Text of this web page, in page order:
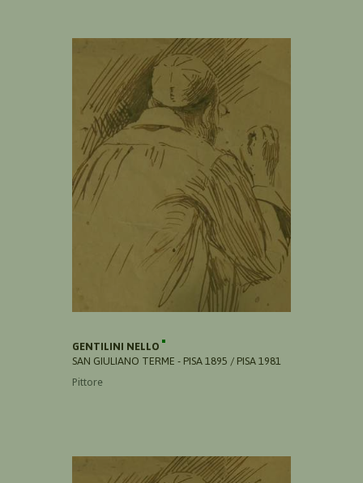
GENTILINI NELLO
SAN GIULIANO TERME - PISA 1895 / PISA 1981
Pittore